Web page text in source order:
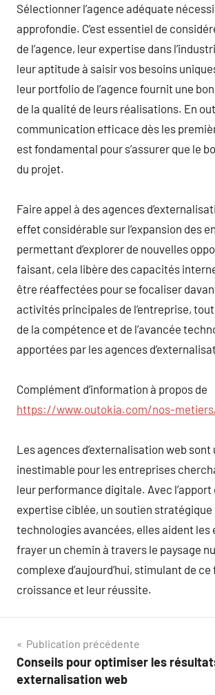
Sélectionner l’agence adéquate
approfondie. C’est essentiel de
de l’agence, leur expertise dans
leur aptitude à saisir vos besoins
leur portfolio de l’agence fournit une
de la qualité de leurs réalisations. En
communication efficace dès les
est fondamental pour s’assurer que le
du projet.
Faire appel à des agences
effet considérable sur l’expansion des
permettant d’explorer de nouvelles
faisant, cela libère des capacités
être réaffectées pour se focaliser
activités principales de l’entreprise,
de la compétence et de l’avancée
apportées par les agences
Complément d’information à propos de
https://www.outokia.com/nos-
Les agences d’externalisation web sont
inestimable pour les entreprises
leur performance digitale. Avec l’apport
expertise ciblée, un soutien stratégique
technologies avancées, elles aident les
frayer un chemin à travers le paysage
complexe d’aujourd’hui, stimulant de
croissance et leur réussite.
Navigation
de
Publication précédente
Conseils pour optimiser les
externalisation web